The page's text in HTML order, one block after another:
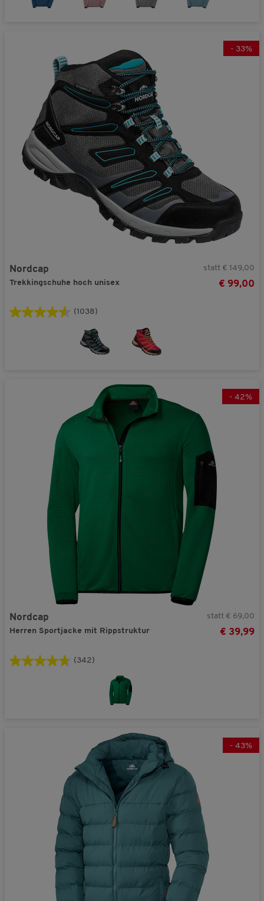
- 33%
Nordcap
Trekkingschuhe hoch unisex
statt € 149,00
€ 99,00
(1038)
- 42%
Nordcap
Herren Sportjacke mit Rippstruktur
statt € 69,00
€ 39,99
(342)
- 43%